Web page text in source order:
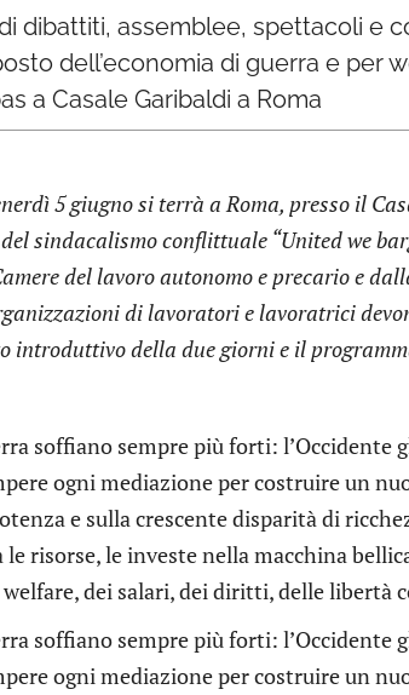
dibattiti, assemblee, spettacoli e
dell’economia di guerra e per
a Casale Garibaldi a Roma
5 giugno si terrà a Roma, presso il
sindacalismo conflittuale “United we
del lavoro autonomo e precario e
di lavoratori e lavoratrici
introduttivo della due giorni e il
soffiano sempre più forti: l’Occidente
ogni mediazione per costruire un
e sulla crescente disparità di
risorse, le investe nella macchina
dei salari, dei diritti, delle libertà
soffiano sempre più forti: l’Occidente
ogni mediazione per costruire un